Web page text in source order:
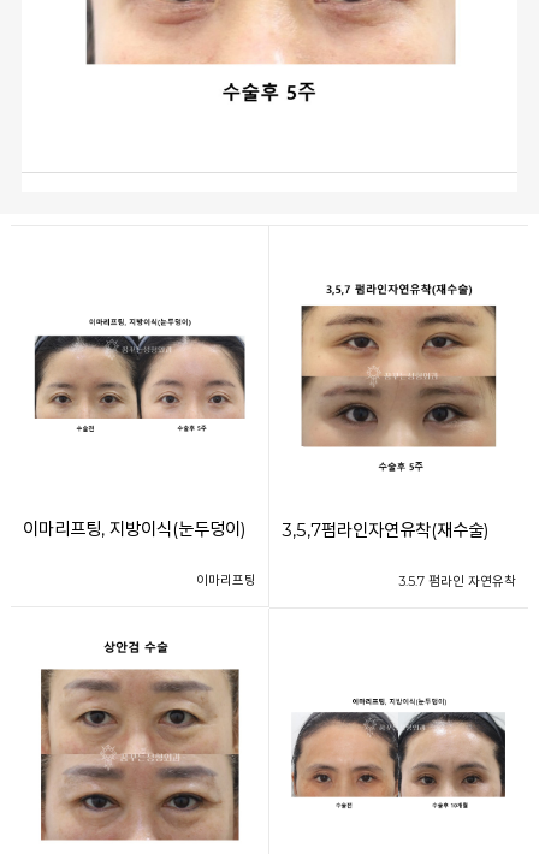
이마리프팅, 지방이식(눈두덩이)
이마리프팅
3,5,7펌라인자연유착(재수술)
3.5.7 펌라인 자연유착